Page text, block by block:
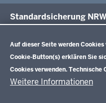
Auf dieser Seite werden Cookies
Cookie-Button(s) erklären Sie
Cookies verwenden.
Weitere Informationen
Standardsicherung NRW
Zentrale Prüfungen 10
Übersicht
Fächer
Zentrale Klausuren